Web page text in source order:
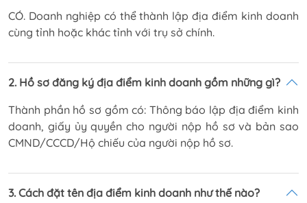
CÓ. Doanh nghiệp có thể thành lập địa điểm kinh doanh
cùng tỉnh hoặc khác tỉnh với trụ sở chính.
2. Hồ sơ đăng ký địa điểm kinh doanh gồm những gì?
Thành phần hồ sơ gồm có: Thông báo lập địa điểm kinh
doanh, giấy ủy quyền cho người nộp hồ sơ và bản sao
CMND/CCCD/Hộ chiếu của người nộp hồ sơ.
3. Cách đặt tên địa điểm kinh doanh như thế nào?